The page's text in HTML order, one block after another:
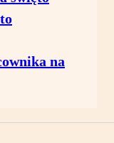
na